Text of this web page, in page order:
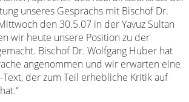
unseres Gesprächs mit Bischof Dr.
den 30.5.07 in der Yavuz Sultan
wir heute unsere Position zu der
Bischof Dr. Wolfgang Huber hat
angenommen und wir erwarten eine
der zum Teil erhebliche Kritik auf